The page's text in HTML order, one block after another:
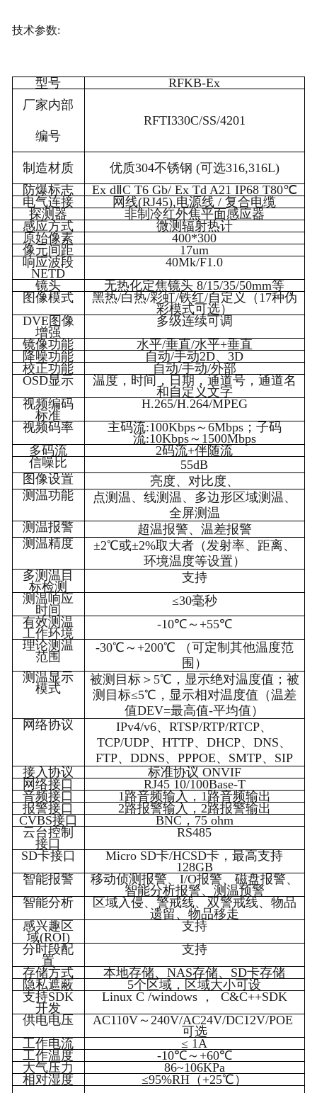
技术参数:
型号
RFKB-Ex
厂家内部
编号
RFTI330C/SS/4201
制造材质
优质304不锈钢 (可选316,316L)
防爆标志
Ex dⅡC T6 Gb/ Ex Td A21 IP68 T80℃
电气连接
网线(RJ45),电源线 / 复合电缆
探测器
非制冷红外焦平面感应器
感应方式
微测辐射热计
原始像素
400*300
像元间距
17um
响应波段
NETD
40Mk/F1.0
镜头
无热化定焦镜头 8/15/35/50mm等
图像模式
黑热/白热/彩虹/铁红/自定义（17种伪
彩模式可选）
DVE 图像
增强
多级连续可调
镜像功能
水平/垂直/水平+垂直
降噪功能
自动/手动2D、3D
校正功能
自动/手动/外部
OSD显示
温度，时间，日期，通道号，通道名
和自定义文字
视频编码
标准
H.265/H.264/MPEG
视频码率
主码流:100Kbps～6Mbps；子码
流:10Kbps～1500Mbps
多码流
2码流+伴随流
信噪比
55dB
图像设置
亮度、对比度、
测温功能
点测温、线测温、多边形区域测温、
全屏测温
测温报警
超温报警、温差报警
测温精度
±2℃或±2%取大者（发射率、距离、
环境温度等设置）
多测温目
标检测
支持
测温响应
时间
≤30毫秒
有效测温
工作环境
-10℃～+55℃
理论测温
范围
-30℃～+200℃ （可定制其他温度范
围）
测温显示
模式
被测目标＞5℃，显示绝对温度值；被
测目标≤5℃，显示相对温度值（温差
值DEV=最高值-平均值）
网络协议
IPv4/v6、RTSP/RTP/RTCP、
TCP/UDP、HTTP、DHCP、DNS、
FTP、DDNS、PPPOE、SMTP、SIP
接入协议
标准协议 ONVIF
网络接口
RJ45 10/100Base-T
音频接口
1路音频输入， 1路音频输出
报警接口
2路报警输入， 2路报警输出
CVBS接口 BNC ， 75 ohm
云台控制
接口
RS485
SD卡接口 Micro SD卡/HCSD卡，最高支持
128GB
智能报警
移动侦测报警、 I/O报警、磁盘报警、
智能分析报警、测温预警
智能分析
区域入侵、警戒线、双警戒线、物品
遗留、物品移走
感兴趣区
域(ROI)
支持
分时段配
置
支持
存储方式
本地存储、NAS存储、 SD卡存储
隐私遮蔽
5个区域，区域大小可设
支持SDK
开发
Linux C /windows ，
C&C++SDK
供电电压
AC110V～240V/AC24V/DC12V/POE
可选
工作电流
≤ 1A
工作温度
-10℃～+60℃
大气压力
86~106KPa
相对湿度
≤95%RH（+25℃）